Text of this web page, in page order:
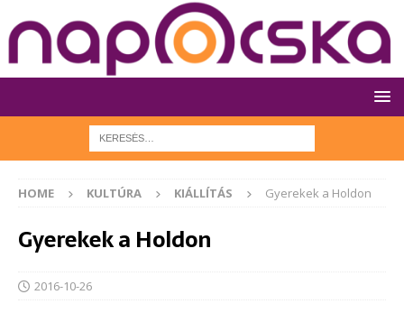
HOME KULTÚRA KIÁLLÍTÁS Gyerekek a Holdon
Gyerekek a Holdon
2016-10-26